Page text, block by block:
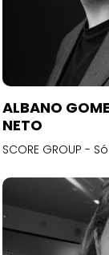
ALBANO
NETO
SCORE GROUP -